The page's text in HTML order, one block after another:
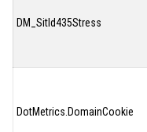
DM_SitId435Stress
DotMetrics.DomainCookie